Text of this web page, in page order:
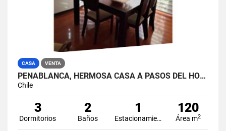
CASA VENTA
PEÑABLANCA, HERMOSA CASA A PASOS DEL HOSPITAL
Chile
3
Dormitorios
2
Baños
1
Estacionamiento
120
Área m2